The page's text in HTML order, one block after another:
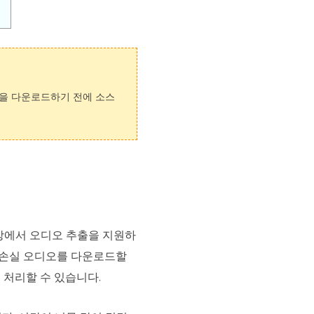
다운로드하기 전에 소스
에서 오디오 추출을 지원하
실 오디오를 다운로드할
리할 수 있습니다.